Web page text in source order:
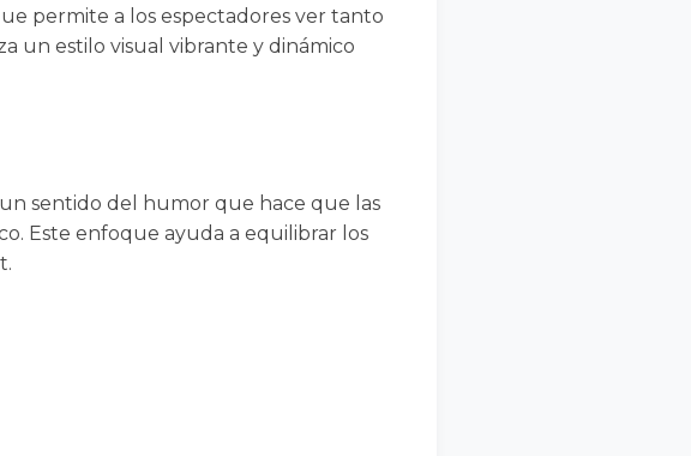
permite a los espectadores ver tanto
un estilo visual vibrante y dinámico
sentido del humor que hace que las
Este enfoque ayuda a equilibrar los